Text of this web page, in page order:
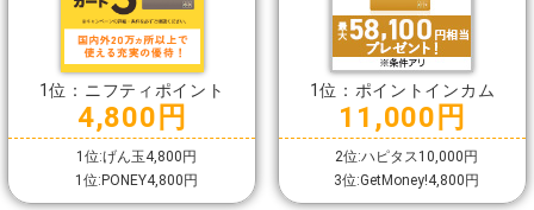
1位：ニフティポイント
4,800円
1位:げん玉4,800円
1位:PONEY4,800円
1位：ポイントインカム
11,000円
2位:ハピタス10,000円
3位:GetMoney!4,800円